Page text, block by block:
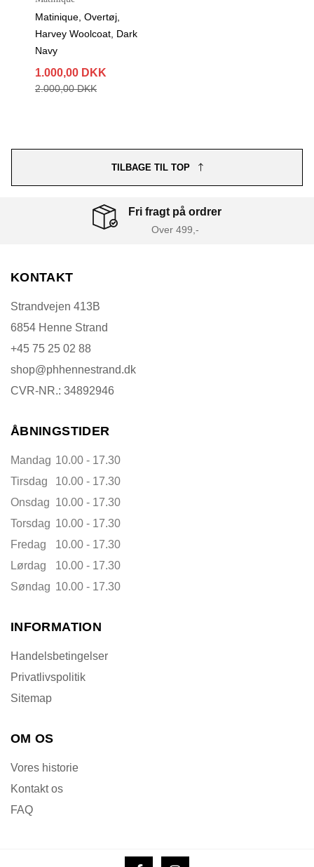
Matinique, Overtøj,
Harvey Woolcoat, Dark
Navy
1.000,00 DKK
2.000,00 DKK
TILBAGE TIL TOP
Fri fragt på ordrer
Over 499,-
KONTAKT
Strandvejen 413B
6854 Henne Strand
+45 75 25 02 88
shop@phhennestrand.dk
CVR-NR.: 34892946
ÅBNINGSTIDER
Mandag 10.00 - 17.30
Tirsdag
10.00 - 17.30
Onsdag 10.00 - 17.30
Torsdag 10.00 - 17.30
Fredag
10.00 - 17.30
Lørdag
10.00 - 17.30
Søndag 10.00 - 17.30
INFORMATION
Handelsbetingelser
Privatlivspolitik
Sitemap
OM OS
Vores historie
Kontakt os
FAQ